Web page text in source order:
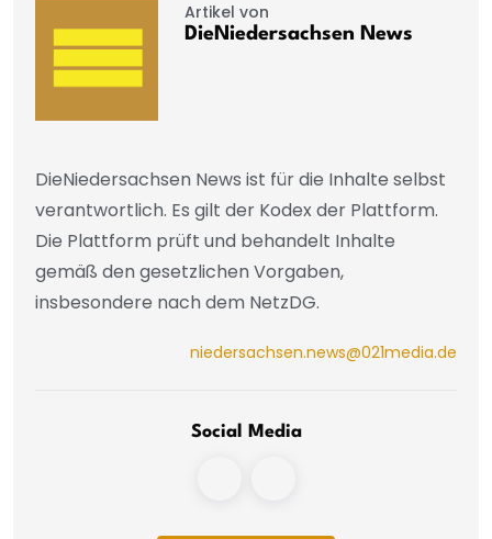
Artikel von
DieNiedersachsen News
DieNiedersachsen News ist für die Inhalte selbst
verantwortlich. Es gilt der Kodex der Plattform.
Die Plattform prüft und behandelt Inhalte
gemäß den gesetzlichen Vorgaben,
insbesondere nach dem NetzDG.
niedersachsen.news@021media.de
Social Media